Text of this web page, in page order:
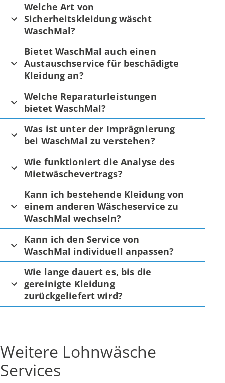
Welche Art von
Sicherheitskleidung wäscht
WaschMal?
Bietet WaschMal auch einen
Austauschservice für beschädigte
Kleidung an?
Welche Reparaturleistungen
bietet WaschMal?
Was ist unter der Imprägnierung
bei WaschMal zu verstehen?
Wie funktioniert die Analyse des
Mietwäschevertrags?
Kann ich bestehende Kleidung von
einem anderen Wäscheservice zu
WaschMal wechseln?
Kann ich den Service von
WaschMal individuell anpassen?
Wie lange dauert es, bis die
gereinigte Kleidung
zurückgeliefert wird?
Weitere Lohnwäsche
Services